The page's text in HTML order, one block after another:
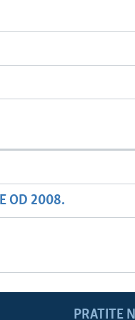
OD 2008.
PRATITE